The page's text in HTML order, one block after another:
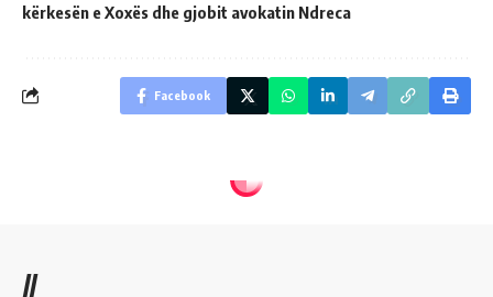
kërkesën e Xoxës dhe gjobit avokatin Ndreca
Facebook
//